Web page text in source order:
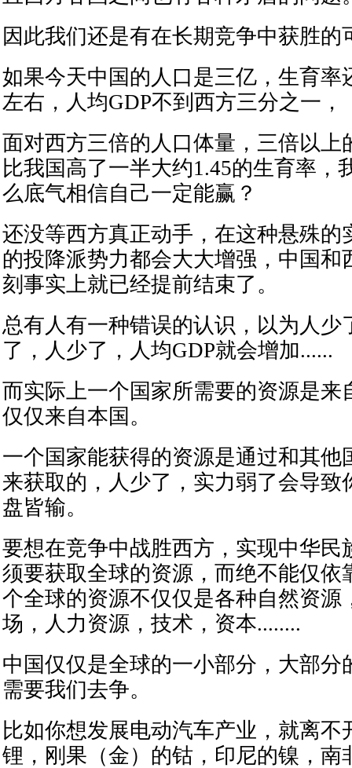
因此我们还是有在长期竞争中获胜的
如果今天中国的人口是三亿，生育率
左右，人均GDP不到西方三分之一，
面对西方三倍的人口体量，三倍以上
比我国高了一半大约1.45的生育率，
么底气相信自己一定能赢？
还没等西方真正动手，在这种悬殊的
的投降派势力都会大大增强，中国和
刻事实上就已经提前结束了。
总有人有一种错误的认识，以为人少
了，人少了，人均GDP就会增加......
而实际上一个国家所需要的资源是来
仅仅来自本国。
一个国家能获得的资源是通过和其他
来获取的，人少了，实力弱了会导致
盘皆输。
要想在竞争中战胜西方，实现中华民
须要获取全球的资源，而绝不能仅依
个全球的资源不仅仅是各种自然资源
场，人力资源，技术，资本........
中国仅仅是全球的一小部分，大部分
需要我们去争。
比如你想发展电动汽车产业，就离不
锂，刚果（金）的钴，印尼的镍，南